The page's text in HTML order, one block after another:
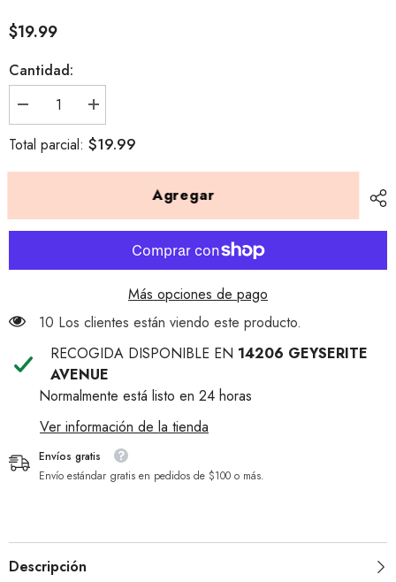
$19.99
Cantidad:
Disminuir
cantidad
para
Loción
Romero
y
aumentar
la
cantidad
para
con
Romero
Total parcial: $19.99
Agregar
Más opciones de pago
10 Los clientes están viendo este producto.
RECOGIDA DISPONIBLE EN 14206 GEYSERITE
AVENUE
Normalmente está listo en 24 horas
Ver información de la tienda
Envíos gratis
Envío estándar gratis en pedidos de $100 o más.
Descripción